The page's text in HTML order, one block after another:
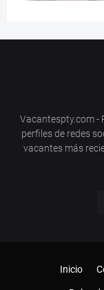
Vacantespty.com -
perfiles de redes
vacantes más
Inicio